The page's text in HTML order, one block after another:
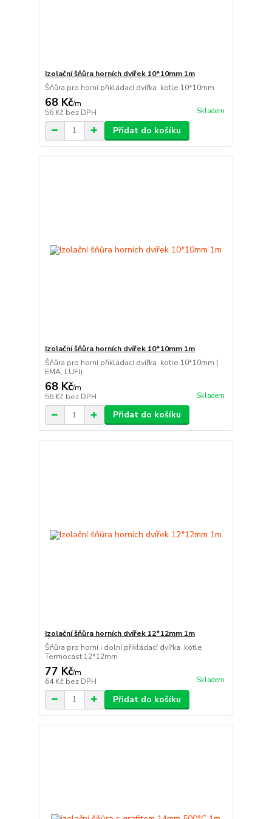
Izolační šňůra horních dvířek 10*10mm 1m
Šňůra pro horní přikládací dvířka kotle 10*10mm
68 Kč/m
56 Kč bez DPH Skladem
Přidat do košíku
Izolační šňůra horních dvířek 10*10mm 1m
Šňůra pro horní přikládací dvířka kotle 10*10mm (
EMA, LUFI)
68 Kč/m
56 Kč bez DPH Skladem
Přidat do košíku
Izolační šňůra horních dvířek 12*12mm 1m
Šňůra pro horní i dolní přikládací dvířka kotle
Termocast 12*12mm
77 Kč/m
64 Kč bez DPH Skladem
Přidat do košíku